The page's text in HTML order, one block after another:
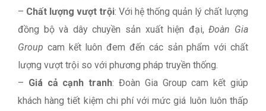
– Chất lượng vượt trội: Với hệ thống quản lý chất lượng
đồng bộ và dây chuyền sản xuất hiện đại,Đoàn Gia
Group cam kết luôn đem đến các sản phẩm với chất
lượng vượt trội so với phương pháp truyền thống.
– Giá cả cạnh tranh: Đoàn Gia Group cam kết giúp
khách hàng tiết kiệm chi phí với mức giá luôn luôn thấp